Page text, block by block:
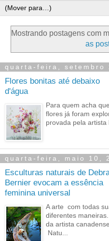
Mostrando postagens com
as
quarta-feira, setembro
Flores bonitas até debaixo
d'água
Para quem acha
flores já foram
provada pela artista
quarta-feira, maio 10,
Esculturas naturais de
Bernier evocam a essência
feminina universal
A arte com todas
diferentes
da artista
Natu...